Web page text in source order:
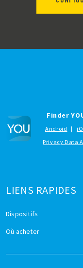
LIENS RAPIDES
Dispositifs
Où acheter
Finder
Android |
Privacy Data